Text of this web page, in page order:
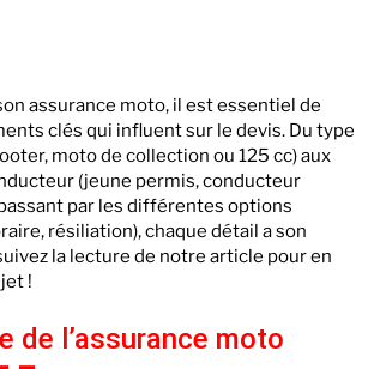
assurance moto, il est essentiel de
clés qui influent sur le devis. Du type
moto de collection ou 125 cc) aux
(jeune permis, conducteur
par les différentes options
résiliation), chaque détail a son
la lecture de notre article pour en
!
de l’assurance moto